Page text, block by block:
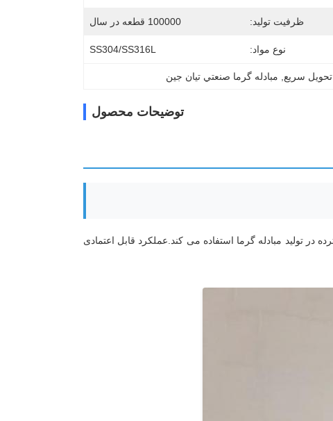
ظرفیت تولید: 100000 قطعه در سال
نوع مواد: SS304/SS316L
تحویل سریع مبادله گرما صنعتي تيان جین
توضیحات محصول
تولید مبادله گرما استفاده می کند.عملکرد قابل اعتمادی